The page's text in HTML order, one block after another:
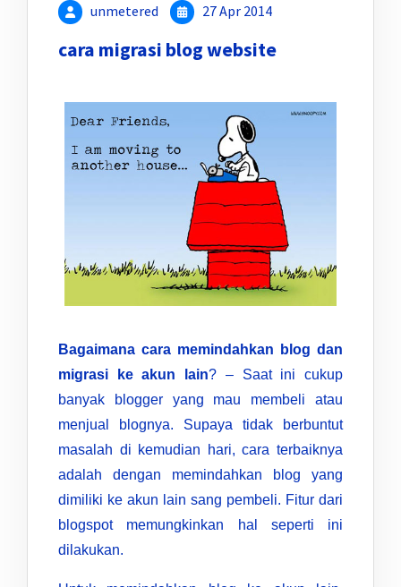
unmetered 27 Apr 2014
cara migrasi blog website
Bagaimana cara memindahkan blog dan
migrasi ke akun lain? – Saat ini cukup
banyak blogger yang mau membeli atau
menjual blognya. Supaya tidak berbuntut
masalah di kemudian hari, cara terbaiknya
adalah dengan memindahkan blog yang
dimiliki ke akun lain sang pembeli. Fitur dari
blogspot memungkinkan hal seperti ini
dilakukan.